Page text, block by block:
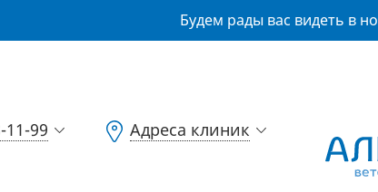
Будем рады вас видеть в
11-99 Адреса клиник